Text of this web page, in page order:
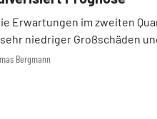
Bergmann
Erwartungen im zweiten
niedriger Großschäden
verdiente der DAX-